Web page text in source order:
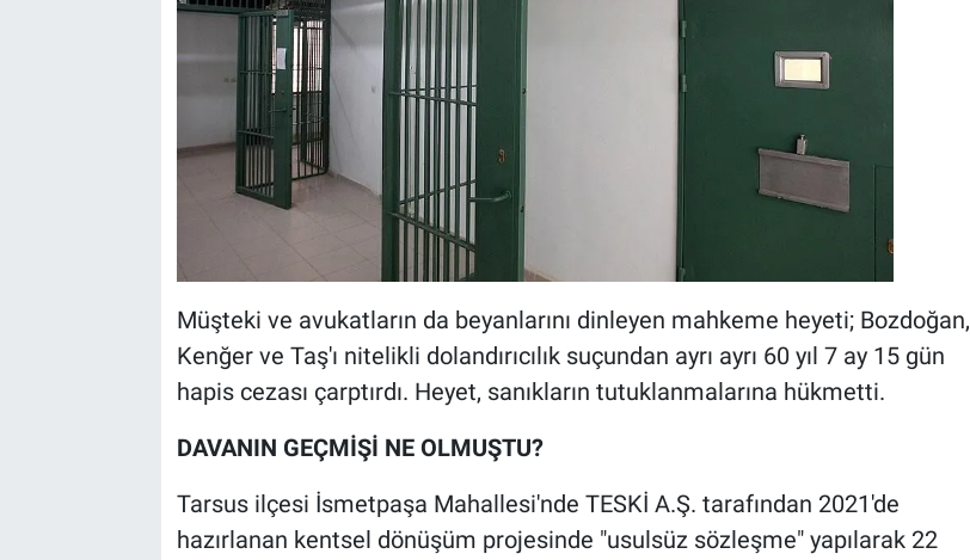
Müşteki ve avukatların da beyanlarını dinleyen mahkeme heyeti; Bozdoğan,
Kenğer ve Taş'ı nitelikli dolandırıcılık suçundan ayrı ayrı 60 yıl 7 ay 15 gün
hapis cezası çarptırdı. Heyet, sanıkların tutuklanmalarına hükmetti.
DAVANIN GEÇMİŞİ NE OLMUŞTU?
Tarsus ilçesi İsmetpaşa Mahallesi'nde TESKİ A.Ş. tarafından 2021'de
hazırlanan kentsel dönüşüm projesinde "usulsüz sözleşme" yapılarak 22